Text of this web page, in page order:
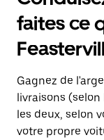
faites ce
Gagnez de
livraisons
les deux, selon
votre propre